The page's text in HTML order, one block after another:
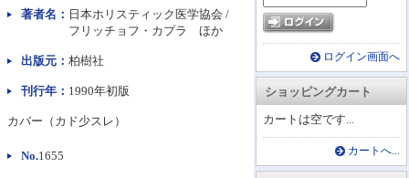
ログイン画面へ
ショッピングカート
カートは空です...
カートへ...
著者名： 日本ホリスティック医学協会 /
フリッチョフ・カプラ ほか
出版元： 柏樹社
刊行年： 1990年初版
カバー（カド少スレ）
No.1655